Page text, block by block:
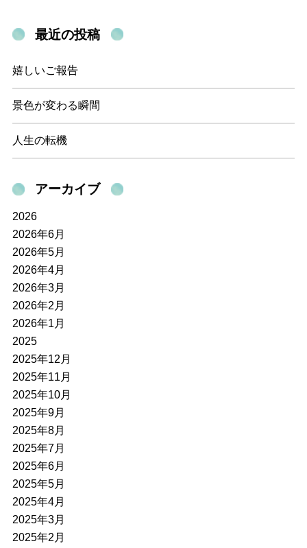
最近の投稿
嬉しいご報告
景色が変わる瞬間
人生の転機
アーカイブ
2026
2026年6月
2026年5月
2026年4月
2026年3月
2026年2月
2026年1月
2025
2025年12月
2025年11月
2025年10月
2025年9月
2025年8月
2025年7月
2025年6月
2025年5月
2025年4月
2025年3月
2025年2月